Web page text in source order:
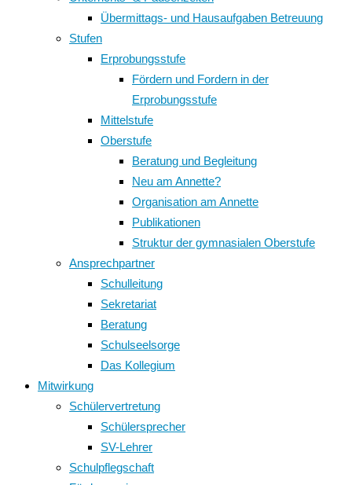
Übermittags- und Hausaufgaben Betreuung
Stufen
Erprobungsstufe
Fördern und Fordern in der
Erprobungsstufe
Mittelstufe
Oberstufe
Beratung und Begleitung
Neu am Annette?
Organisation am Annette
Publikationen
Struktur der gymnasialen Oberstufe
Ansprechpartner
Schulleitung
Sekretariat
Beratung
Schulseelsorge
Das Kollegium
Mitwirkung
Schülervertretung
Schülersprecher
SV-Lehrer
Schulpflegschaft